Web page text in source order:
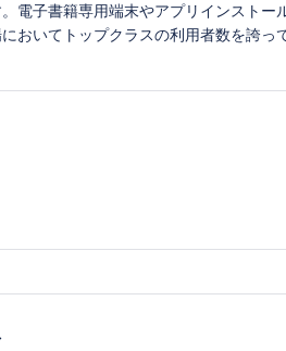
電子書籍専用端末やアプリインスト
おいてトップクラスの利用者数を誇っ